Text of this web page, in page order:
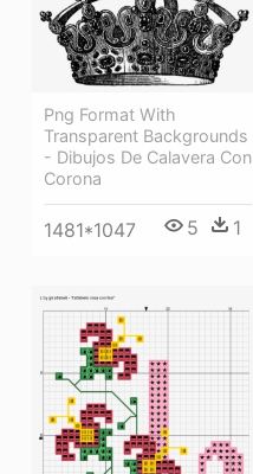
Png Format With
Transparent Backgrounds
- Dibujos De Calavera Con
Corona
1481*1047 5 1